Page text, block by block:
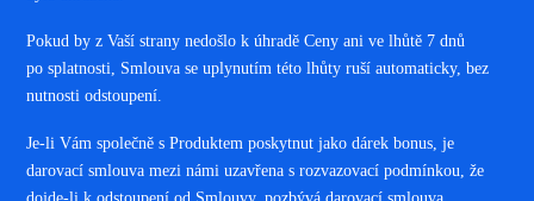
Pokud by z Vaší strany nedošlo k úhradě Ceny ani ve lhůtě 7 dnů
po splatnosti, Smlouva se uplynutím této lhůty ruší automaticky, bez
nutnosti odstoupení.
Je-li Vám společně s Produktem poskytnut jako dárek bonus, je
darovací smlouva mezi námi uzavřena s rozvazovací podmínkou, že